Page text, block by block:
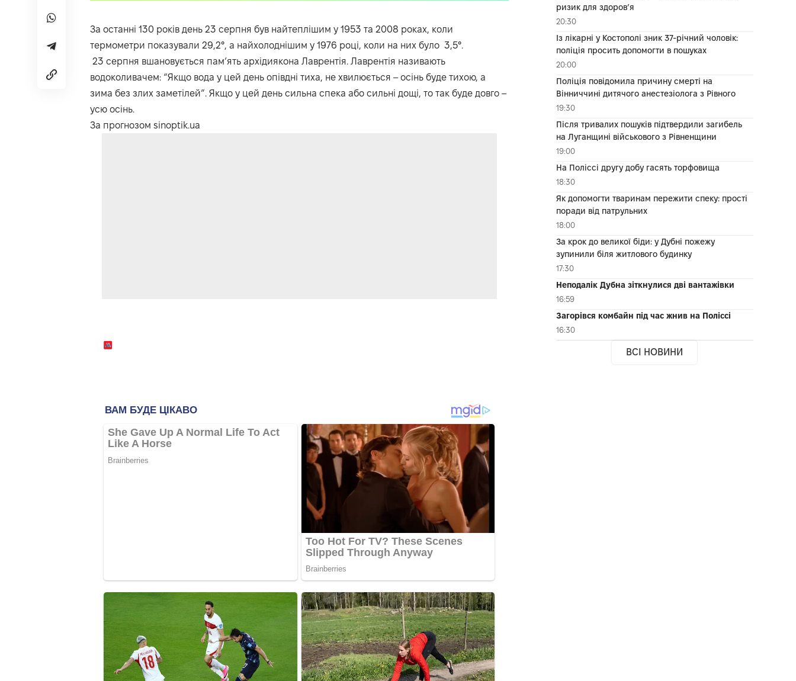
‌За останні 130 років день 23 серпня був найтеплішим у 1953 та 2008 роках, коли
термометри показували 29,2°, а найхолоднішим у 1976 році, коли на них було 3,5°.
23 серпня вшановується пам’ять архідиякона Лаврентія. Лаврентія називають
водоколивачем: “Якщо вода у цей день опівдні тиха, не хвилюється – осінь буде тихою, а
зима без злих заметілей”. Якщо у цей день сильна спека або сильні дощі, то так буде довго –
усю осінь.
За прогнозом sinoptik.ua
ризик для здоров’я
20:30
Із лікарні у Костополі зник 37-річний чоловік:
поліція просить допомогти в пошуках
20:00
Поліція повідомила причину смерті на
Вінниччині дитячого анестезіолога з Рівного
19:30
Після тривалих пошуків підтвердили загибель
на Луганщині військового з Рівненщини
19:00
На Поліссі другу добу гасять торфовища
18:30
Як допомогти тваринам пережити спеку: прості
поради від патрульних
18:00
За крок до великої біди: у Дубні пожежу
зупинили біля житлового будинку
17:30
Неподалік Дубна зіткнулися дві вантажівки
16:59
Загорівся комбайн під час жнив на Поліссі
16:30
ВСІ НОВИНИ